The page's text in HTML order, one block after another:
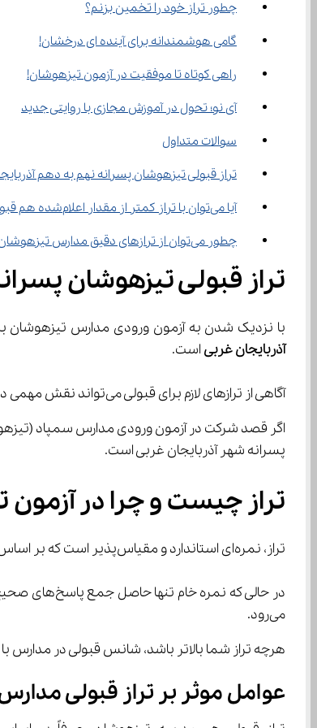
چطور تراز خود را تخمین بزنم؟
گامی هوشمندانه برای آینده ای درخشان!
راهی کوتاه تا موفقیت در آزمون تیزهوشان!
آی‌ نو؛ تحول در آموزش مجازی با روایتی جدید
سوالات متداول
تراز قبولی تیزهوشان پسرانه نهم به دهم
آیا می‌توان با تراز کمتر از مقدار اعلام‌شده هم قبول شد؟
چطور می‌توان از ترازهای دقیق مدارس تیزهوشان در آذربایجان غربی مطلع شد؟
تراز قبولی تیزهوشان
با نزدیک شدن به آزمون ورودی مدارس تیزهوشان برای پایه دهم، یکی از مهم‌ترین دغدغه‌های
آذربایجان غربی است.
آگاهی از ترازهای لازم برای قبولی می‌تواند نقش مهمی در هدف‌گذاری، برنامه‌ریزی درسی و ارزیابی شانس قبولی ایفا کند.
پسرانه شهر آذربایجان غربی است.
تراز چیست و چرا در
تراز، نمره‌ای استاندارد و مقیاس‌پذیر است که بر اساس عملکرد نسبی داوطلبان در آزمون محاسبه می‌شود.
می‌رود.
هرچه تراز شما بالاتر باشد، شانس قبولی در مدارس
عوامل موثر بر تراز قبولی